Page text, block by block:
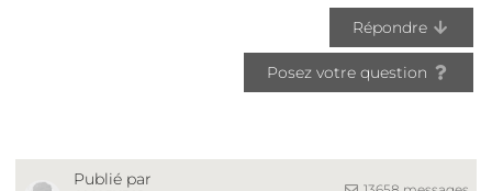
Répondre
Posez votre question
Publié par